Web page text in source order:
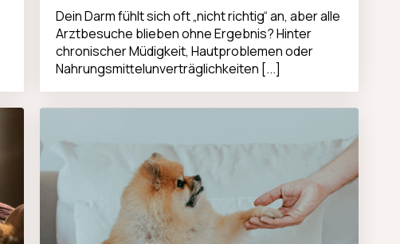
Dein Darm fühlt sich oft „nicht richtig“ an, aber alle
Arztbesuche blieben ohne Ergebnis? Hinter
chronischer Müdigkeit, Hautproblemen oder
Nahrungsmittelunverträglichkeiten [...]